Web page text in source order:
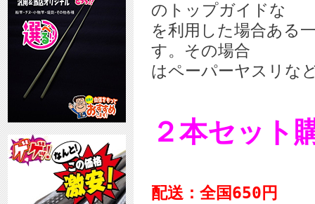
のトップガイドな
を利用した場合ある
す。その場合
はペーパーヤスリな
２本セット
配送：全国650円